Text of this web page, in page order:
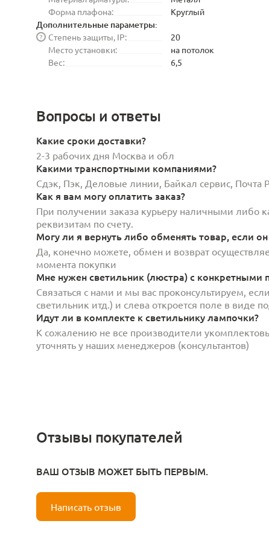
Форма плафона:
Круглый
Дополнительные параметры:
Степень защиты, IP:
?
20
Место установки:
на потолок
Вес:
6,5
Вопросы и ответы
Какие сроки доставки?
2-3 рабочих дня Москва и обл
Какими транспортными компаниями?
Сдэк, Пэк, Деловые линии, Байкал сервис, Почта
Как я вам могу оплатить заказ?
При получении заказа курьеру наличными либо
реквизитам по счету.
Могу ли я вернуть либо обменять товар, если
Да, конечно можете, обмен и возврат
момента покупки
Мне нужен светильник (люстра) с конкретными
Связаться с нами и мы вас проконсультируем,
светильник итд.) и слева откроется поле в виде
Идут ли в комплекте к светильнику лампочки?
К сожалению не все производители
уточнять у наших менеджеров (консультантов)
Отзывы покупателей
ВАШ ОТЗЫВ МОЖЕТ БЫТЬ ПЕРВЫМ.
Написать отзыв